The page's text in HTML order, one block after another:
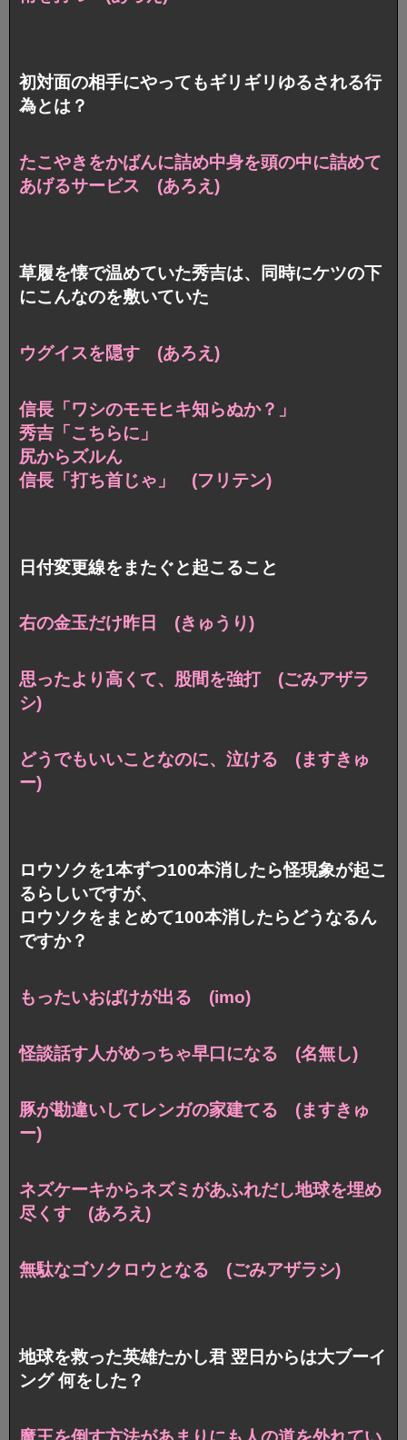
初対面の相手にやってもギリギリゆるされる行
為とは？
たこやきをかばんに詰め中身を頭の中に詰めて
あげるサービス (あろえ)
草履を懐で温めていた秀吉は、同時にケツの下
にこんなのを敷いていた
ウグイスを隠す (あろえ)
信長「ワシのモモヒキ知らぬか？」
秀吉「こちらに」
尻からズルん
信長「打ち首じゃ」 (フリテン)
日付変更線をまたぐと起こること
右の金玉だけ昨日 (きゅうり)
思ったより高くて、股間を強打 (ごみアザラ
シ)
どうでもいいことなのに、泣ける (ますきゅ
ー)
ロウソクを1本ずつ100本消したら怪現象が起こ
るらしいですが、
ロウソクをまとめて100本消したらどうなるん
ですか？
もったいおばけが出る (imo)
怪談話す人がめっちゃ早口になる (名無し)
豚が勘違いしてレンガの家建てる (ますきゅ
ー)
ネズケーキからネズミがあふれだし地球を埋め
尽くす (あろえ)
無駄なゴソクロウとなる (ごみアザラシ)
地球を救った英雄たかし君 翌日からは大ブーイ
ング 何をした？